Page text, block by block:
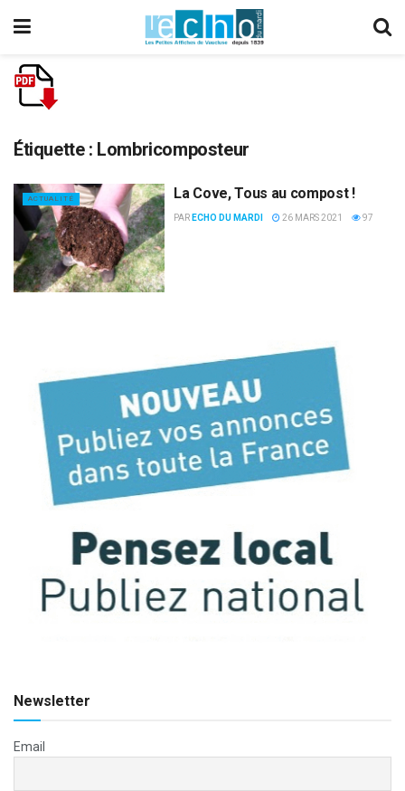
Étiquette : Lombricomposteur
ACTUALITÉ La Cove, Tous au compost !
PAR ECHO DU MARDI 26 MARS 2021 97
Newsletter
Email